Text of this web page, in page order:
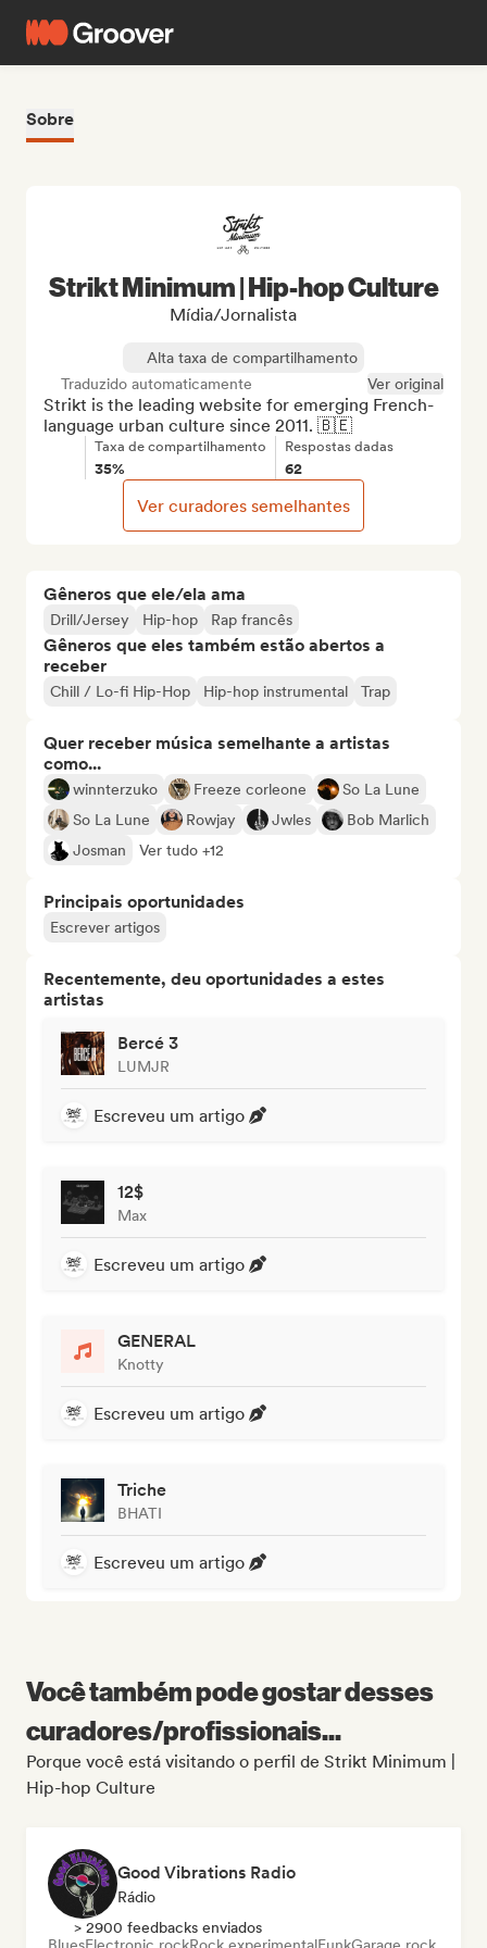
Sobre
Gêneros que ele/ela ama
Drill/Jersey Hip-hop Rap francês
Gêneros que eles também estão abertos a
receber
Chill / Lo-fi Hip-Hop Hip-hop instrumental Trap
Quer receber música semelhante a artistas
como...
winnterzuko Freeze corleone
So La Lune
So La Lune
Rowjay Jwles
Bob Marlich
Josman
Ver tudo +12
Principais oportunidades
Escrever artigos
Recentemente, deu oportunidades a estes
artistas
Bercé 3
LUMJR
Escreveu um artigo
12$
Max
Escreveu um artigo
GENERAL
Knotty
Escreveu um artigo
Triche
BHATI
Escreveu um artigo
Strikt Minimum | Hip-hop Culture
Mídia/Jornalista
Alta taxa de compartilhamento
Traduzido automaticamente
Ver original
Strikt is the leading website for emerging French-
language urban culture since 2011. 🇧🇪
Taxa de compartilhamento
35%
Respostas dadas
62
Ver curadores semelhantes
Você também pode gostar desses
curadores/profissionais...
Porque você está visitando o perfil de Strikt Minimum |
Hip-hop Culture
Good Vibrations Radio
Rádio
> 2900 feedbacks enviados